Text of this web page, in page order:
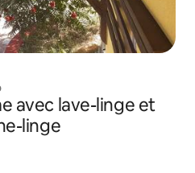
avec lave-linge et
linge